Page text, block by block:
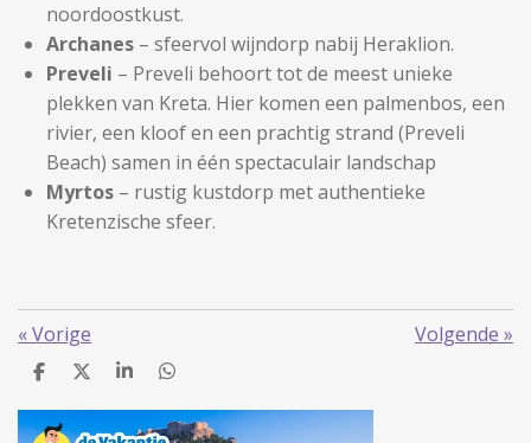
noordoostkust.
Archanes – sfeervol wijndorp nabij Heraklion.
Preveli – Preveli behoort tot de meest unieke
plekken van Kreta. Hier komen een palmenbos, een
rivier, een kloof en een prachtig strand (Preveli
Beach) samen in één spectaculair landschap
Myrtos – rustig kustdorp met authentieke
Kretenzische sfeer.
«Vorige Volgende »
D
l
e
D
e
l
S
a
r
D
l
e